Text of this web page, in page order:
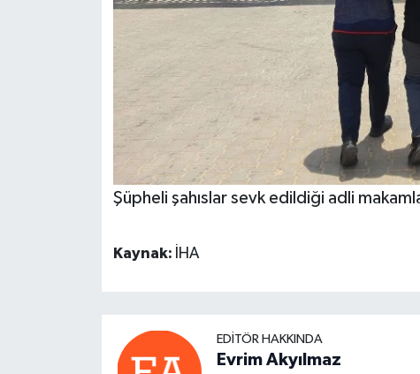
Şüpheli şahıslar sevk edildiği adli
Kaynak: İHA
EDITÖR HAKKINDA
Evrim Akyılmaz